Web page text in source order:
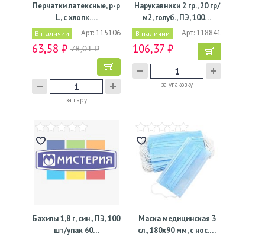
Перчатки латексные, р-р
L, с хлопк.…
В наличии Арт: 115106
63,58 ₽ 78,01 ₽
за пару
Нарукавники 2 гр., 20 гр/
м2, голуб., ПЭ, 100…
В наличии Арт: 118841
106,37 ₽
за упаковку
Бахилы 1,8 г, син., ПЭ, 100
шт/упак 60…
Маска медицинская 3
сл., 180х90 мм, с нос.…